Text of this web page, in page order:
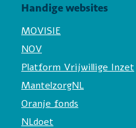
Handige websites
MOVISIE
NOV
Platform Vrijwillige Inzet
MantelzorgNL
Oranje fonds
NLdoet